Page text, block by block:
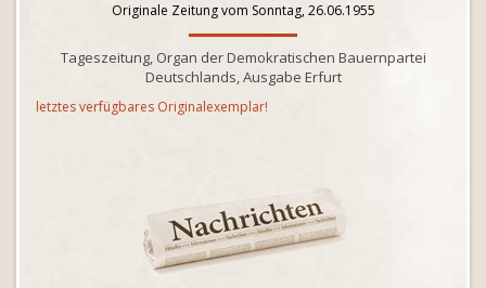
Originale Zeitung vom Sonntag, 26.06.1955
Tageszeitung, Organ der Demokratischen Bauernpartei
Deutschlands, Ausgabe Erfurt
letztes verfügbares Originalexemplar!